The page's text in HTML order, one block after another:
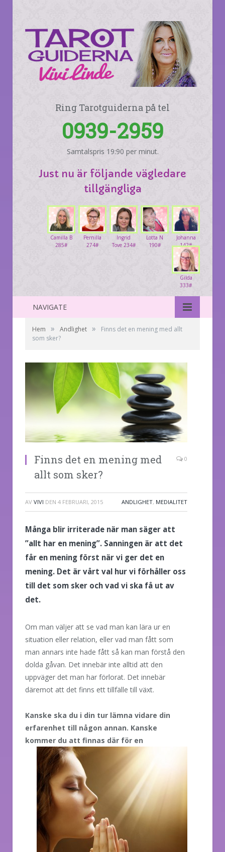
Ring Tarotguiderna på tel
0939-2959
Samtalspris 19:90 per minut.
Just nu är följande vägledare
tillgängliga
Johanna
142#
Lotta N
190#
Ingrid
Tove 234#
Pernilla
274#
Camilla B
285#
Gilda
333#
NAVIGATE
Hem » Andlighet »
Finns det en mening med allt
som sker?
Finns det en mening med
allt som sker?
0
AV VIVI DEN 4 FEBRUARI, 2015 ANDLIGHET, MEDIALITET
Många blir irriterade när man säger att
”allt har en mening”. Sanningen är att det
får en mening först när vi ger det en
mening. Det är vårt val hur vi förhåller oss
till det som sker och vad vi ska få ut av
det.
Om man väljer att se vad man kan lära ur en
situation eller relation, eller vad man fått som
man annars inte hade fått så kan man förstå den
dolda gåvan. Det innebär inte alltid att den
uppväger det man har förlorat. Det innebär
däremot att det finns ett tillfälle till växt.
Kanske ska du i din tur lämna vidare din
erfarenhet till någon annan. Kanske
kommer du att finnas där för en